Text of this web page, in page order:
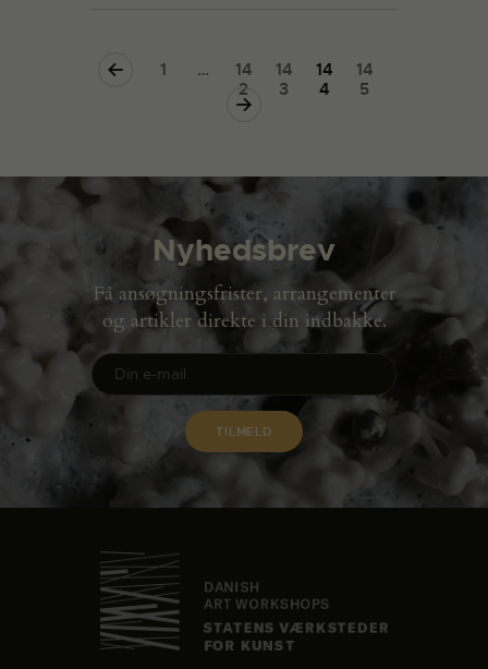
1 …
14
2
14
3
14
4
14
5
Nyhedsbrev
Få ansøgningsfrister, arrangementer
og artikler direkte i din indbakke.